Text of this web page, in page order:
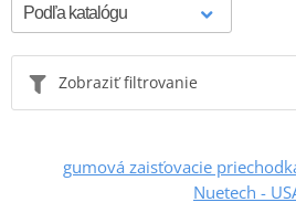
Zobraziť filtrovanie
gumová zaisťovacie
Nuetech -